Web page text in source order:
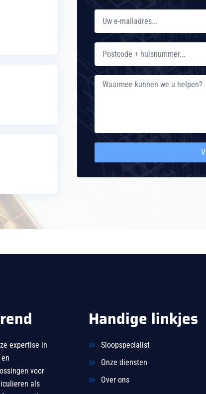
expertise in
voor
als
Handige linkjes
Sloopspecialist
Onze diensten
Over ons